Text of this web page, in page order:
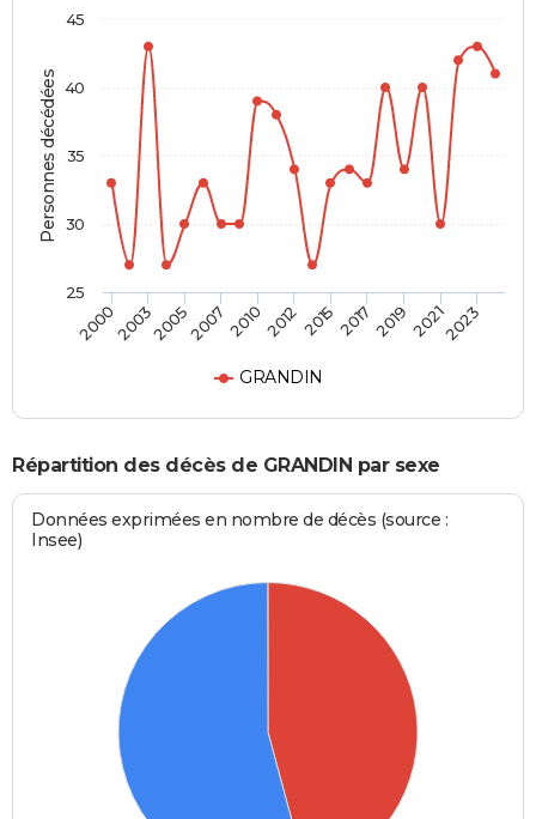
Personnes décédées
GRANDIN
20002003200520072010201220152017201920212023
25
30
35
40
45
Répartition des décès de GRANDIN par sexe
Données exprimées en nombre de décès (source :
Insee)